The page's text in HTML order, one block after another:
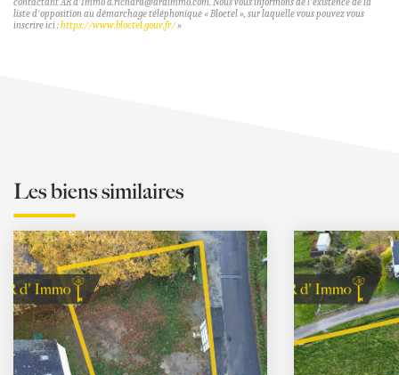
liste d'opposition au démarchage téléphonique « Bloctel », sur laquelle vous pouvez vous
inscrire ici :https://www.bloctel.gouv.fr/»
Les biens similaires